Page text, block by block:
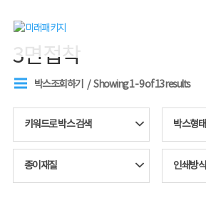
3면접착
박스조회하기 Showing 1 - 9 of 13 results
키워드로 박스 검색 박스형태
종이재질 인쇄방식